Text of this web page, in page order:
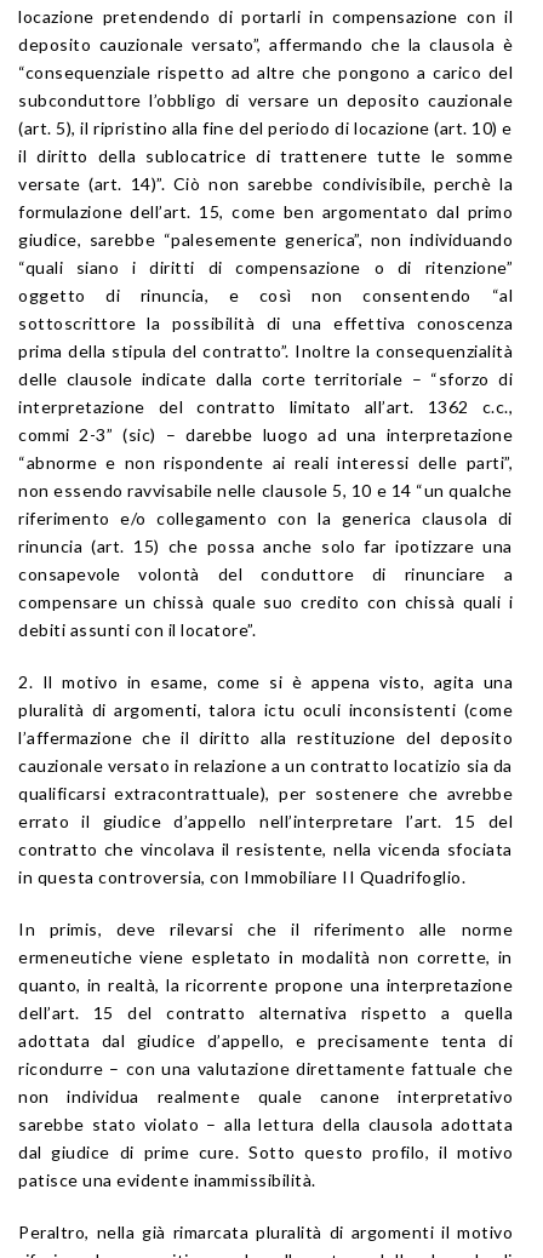
locazione pretendendo di portarli in compensazione con il
deposito cauzionale versato”, affermando che la clausola è
“consequenziale rispetto ad altre che pongono a carico del
subconduttore l’obbligo di versare un deposito cauzionale
(art. 5), il ripristino alla fine del periodo di locazione (art. 10) e
il diritto della sublocatrice di trattenere tutte le somme
versate (art. 14)”. Ciò non sarebbe condivisibile, perchè la
formulazione dell’art. 15, come ben argomentato dal primo
giudice, sarebbe “palesemente generica”, non individuando
“quali siano i diritti di compensazione o di ritenzione”
oggetto di rinuncia, e così non consentendo “al
sottoscrittore la possibilità di una effettiva conoscenza
prima della stipula del contratto”. Inoltre la consequenzialità
delle clausole indicate dalla corte territoriale – “sforzo di
interpretazione del contratto limitato all’art. 1362 c.c.,
commi 2-3” (sic) – darebbe luogo ad una interpretazione
“abnorme e non rispondente ai reali interessi delle parti”,
non essendo ravvisabile nelle clausole 5, 10 e 14 “un qualche
riferimento e/o collegamento con la generica clausola di
rinuncia (art. 15) che possa anche solo far ipotizzare una
consapevole volontà del conduttore di rinunciare a
compensare un chissà quale suo credito con chissà quali i
debiti assunti con il locatore”.
2. Il motivo in esame, come si è appena visto, agita una
pluralità di argomenti, talora ictu oculi inconsistenti (come
l’affermazione che il diritto alla restituzione del deposito
cauzionale versato in relazione a un contratto locatizio sia da
qualificarsi extracontrattuale), per sostenere che avrebbe
errato il giudice d’appello nell’interpretare l’art. 15 del
contratto che vincolava il resistente, nella vicenda sfociata
in questa controversia, con Immobiliare II Quadrifoglio.
In primis, deve rilevarsi che il riferimento alle norme
ermeneutiche viene espletato in modalità non corrette, in
quanto, in realtà, la ricorrente propone una interpretazione
dell’art. 15 del contratto alternativa rispetto a quella
adottata dal giudice d’appello, e precisamente tenta di
ricondurre – con una valutazione direttamente fattuale che
non individua realmente quale canone interpretativo
sarebbe stato violato – alla lettura della clausola adottata
dal giudice di prime cure. Sotto questo profilo, il motivo
patisce una evidente inammissibilità.
Peraltro, nella già rimarcata pluralità di argomenti il motivo